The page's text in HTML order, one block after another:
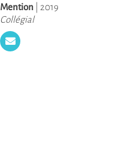
Mention
2019
Collégial